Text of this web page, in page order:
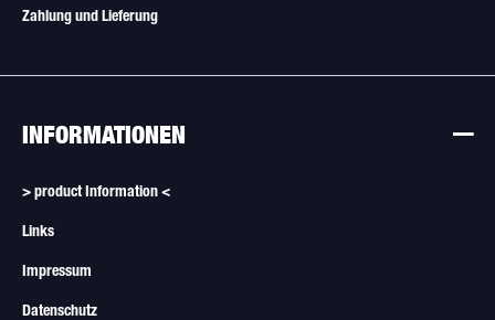
Zahlung und Lieferung
INFORMATIONEN
> product Information <
Links
Impressum
Datenschutz